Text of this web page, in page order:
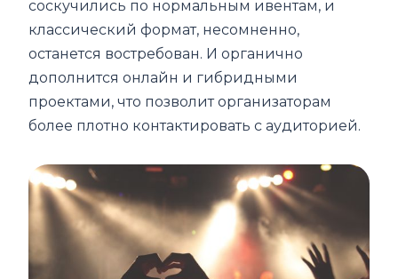
соскучились по нормальным ивентам, и
классический формат, несомненно,
останется востребован. И органично
дополнится онлайн и гибридными
проектами, что позволит организаторам
более плотно контактировать с аудиторией.